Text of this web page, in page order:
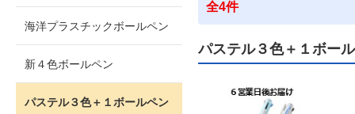
全4件
パステル３色＋１ボー
海洋プラスチックボールペン
新４色ボールペン
パステル３色＋１ボールペン